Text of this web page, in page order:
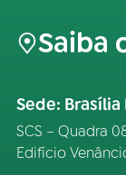
Saiba
Sede: Brasília
SCS – Quadra
Edifício